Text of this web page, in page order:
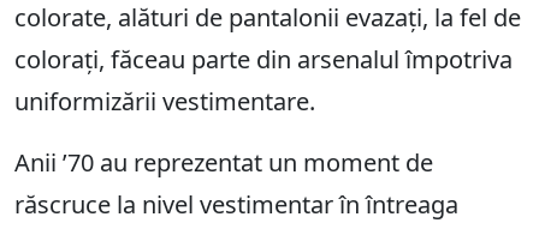
colorate, alături de pantalonii evazați, la fel de
colorați, făceau parte din arsenalul împotriva
uniformizării vestimentare.
Anii ’70 au reprezentat un moment de
răscruce la nivel vestimentar în întreaga